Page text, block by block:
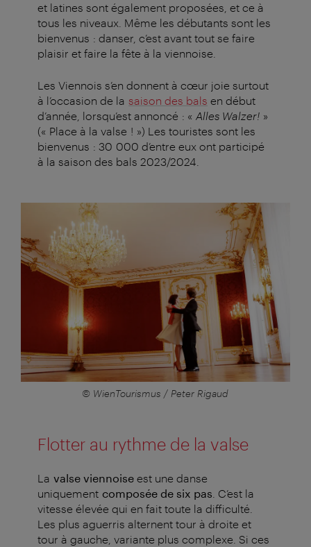
et latines sont également proposées, et ce à
tous les niveaux. Même les débutants sont les
bienvenus : danser, c’est avant tout se faire
plaisir et faire la fête à la viennoise.
Les Viennois s’en donnent à cœur joie surtout
à l’occasion de la saison des bals en début
d’année, lorsqu’est annoncé : « Alles Walzer! »
(« Place à la valse ! ») Les touristes sont les
bienvenus : 30 000 d’entre eux ont participé
à la saison des bals 2023/2024.
© WienTourismus / Peter Rigaud
Flotter au rythme de la valse
La valse viennoise est une danse
uniquement composée de six pas . C’est la
vitesse élevée qui en fait toute la difficulté.
Les plus aguerris alternent tour à droite et
tour à gauche, variante plus complexe. Si ces